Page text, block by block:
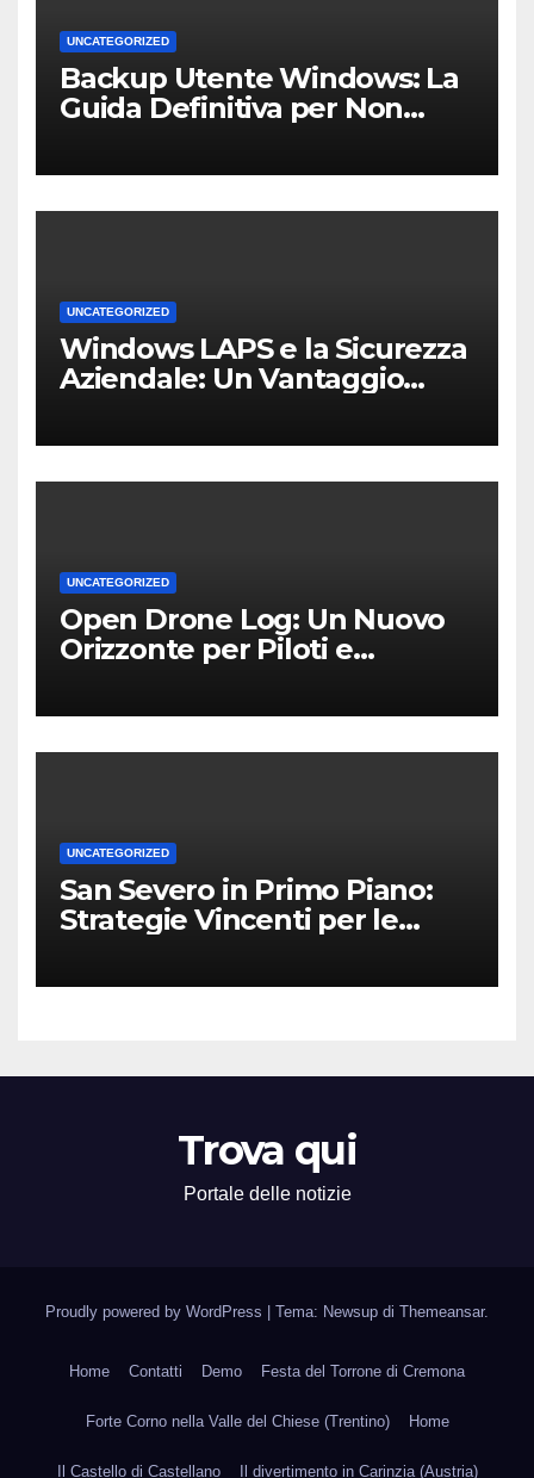
UNCATEGORIZED
Backup Utente Windows: La
Guida Definitiva per Non
Casa o dell’Ufficio
UNCATEGORIZED
Windows LAPS e la Sicurezza
Aziendale: Un Vantaggio
UNCATEGORIZED
Open Drone Log: Un Nuovo
Orizzonte per Piloti e
UNCATEGORIZED
San Severo in Primo Piano:
Strategie Vincenti per le
Territorio
Trova qui
Portale delle notizie
Proudly powered by WordPress Tema: Newsup di Themeansar.
Home Contatti Demo Festa del Torrone di Cremona
Forte Corno nella Valle del Chiese (Trentino) Home
Il Castello di Castellano Il divertimento in Carinzia (Austria)